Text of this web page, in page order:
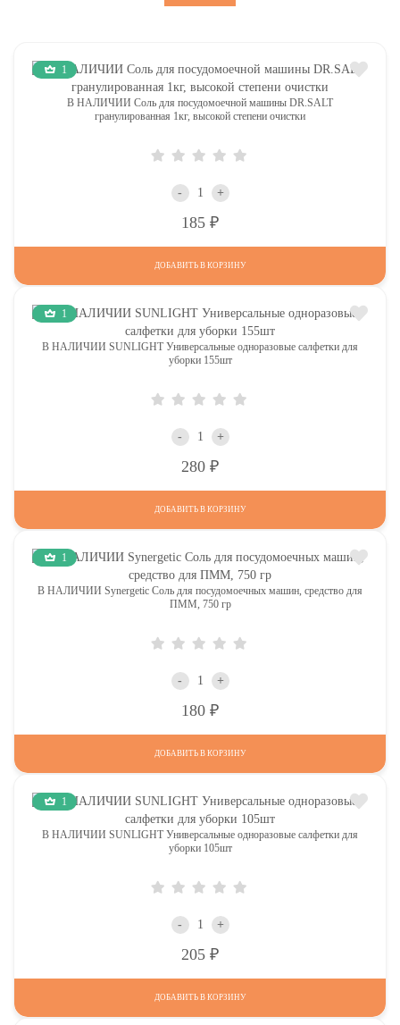
1
В НАЛИЧИИ Соль для посудомоечной машины DR.SALT
гранулированная 1кг, высокой степени очистки
- +
185
ДОБАВИТЬ В КОРЗИНУ
1
В НАЛИЧИИ SUNLIGHT Универсальные одноразовые салфетки для
уборки 155шт
- +
280
ДОБАВИТЬ В КОРЗИНУ
1
В НАЛИЧИИ Synergetic Соль для посудомоечных машин, средство для
ПММ, 750 гр
- +
180
ДОБАВИТЬ В КОРЗИНУ
1
В НАЛИЧИИ SUNLIGHT Универсальные одноразовые салфетки для
уборки 105шт
- +
205
ДОБАВИТЬ В КОРЗИНУ